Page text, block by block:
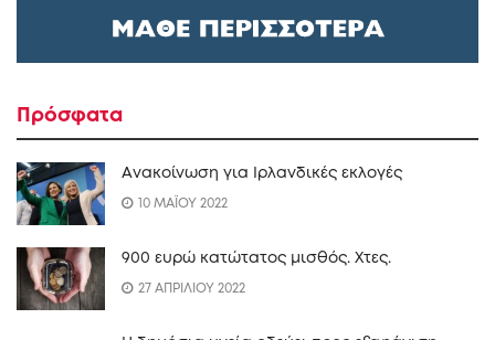
Πρόσφατα
Ανακοίνωση για Ιρλανδικές εκλογές
10 ΜΑΪΟΥ 2022
900 ευρώ κατώτατος μισθός. Xτες.
27 ΑΠΡΙΛΙΟΥ 2022